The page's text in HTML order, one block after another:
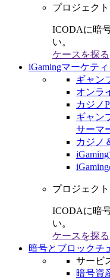
プロジェク
ICODAに暗
い。
ケースを探る
iGamingマーケテ
ギャン
オンラ
カジノ
ギャン
サーマ
カジノ
プロジェク
ICODAに暗
い。
ケースを探る
暗号とブロックチ
サービ
暗号資